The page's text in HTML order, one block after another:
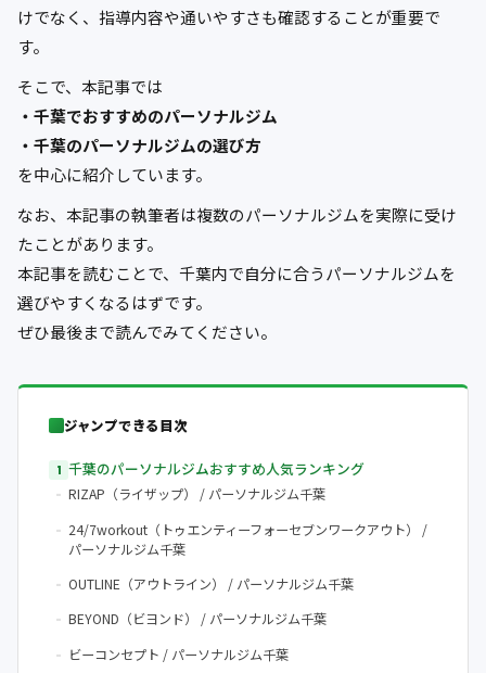
けでなく、指導内容や通いやすさも確認することが重要で
す。
そこで、本記事では
・千葉でおすすめのパーソナルジム
・千葉のパーソナルジムの選び方
を中心に紹介しています。
なお、本記事の執筆者は複数のパーソナルジムを実際に受け
たことがあります。
本記事を読むことで、千葉内で自分に合うパーソナルジムを
選びやすくなるはずです。
ぜひ最後まで読んでみてください。
ジャンプできる目次
千葉のパーソナルジムおすすめ人気ランキング
RIZAP（ライザップ） / パーソナルジム千葉
24/7workout（トゥエンティーフォーセブンワークアウト） /
パーソナルジム千葉
OUTLINE（アウトライン） / パーソナルジム千葉
BEYOND（ビヨンド） / パーソナルジム千葉
ビーコンセプト / パーソナルジム千葉